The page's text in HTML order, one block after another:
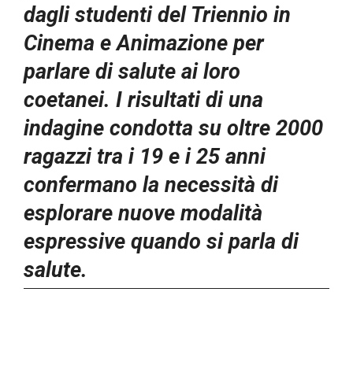
dagli studenti del Triennio in
Cinema e Animazione per
parlare di salute ai loro
coetanei. I risultati di una
indagine condotta su oltre 2000
ragazzi tra i 19 e i 25 anni
confermano la necessità di
esplorare nuove modalità
espressive quando si parla di
salute.